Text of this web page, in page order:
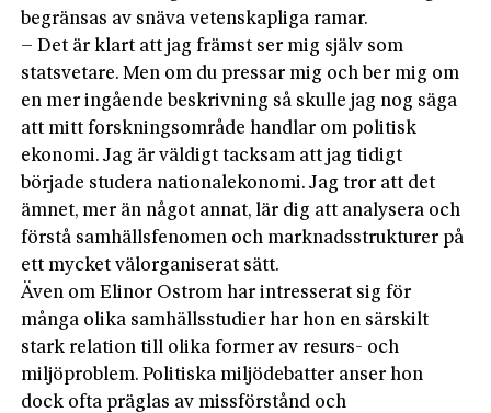
begränsas av snäva vetenskapliga ramar.
– Det är klart att jag främst ser mig själv som
statsvetare. Men om du pressar mig och ber mig om
en mer ingående beskrivning så skulle jag nog säga
att mitt forskningsområde handlar om politisk
ekonomi. Jag är väldigt tacksam att jag tidigt
började studera nationalekonomi. Jag tror att det
ämnet, mer än något annat, lär dig att analysera och
förstå samhällsfenomen och marknadsstrukturer på
ett mycket välorganiserat sätt.
Även om Elinor Ostrom har intresserat sig för
många olika samhällsstudier har hon en särskilt
stark relation till olika former av resurs- och
miljöproblem. Politiska miljödebatter anser hon
dock ofta präglas av missförstånd och